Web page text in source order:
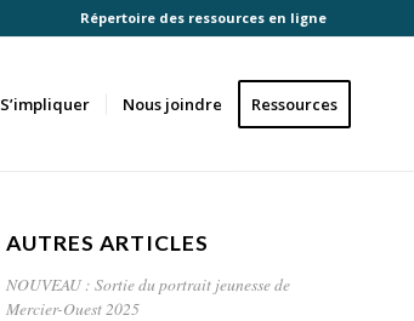
Répertoire des ressources en ligne
S’impliquer Nous joindre Ressources
AUTRES ARTICLES
NOUVEAU : Sortie du portrait jeunesse de
Mercier-Ouest 2025